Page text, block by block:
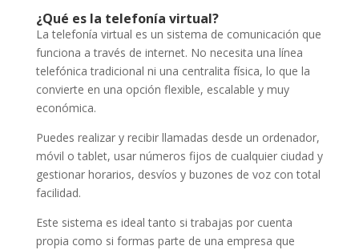
¿Qué es la telefonía virtual?
La telefonía virtual es un sistema de comunicación que
funciona a través de internet. No necesita una línea
telefónica tradicional ni una centralita física, lo que la
convierte en una opción flexible, escalable y muy
económica.
Puedes realizar y recibir llamadas desde un ordenador,
móvil o tablet, usar números fijos de cualquier ciudad y
gestionar horarios, desvíos y buzones de voz con total
facilidad.
Este sistema es ideal tanto si trabajas por cuenta
propia como si formas parte de una empresa que